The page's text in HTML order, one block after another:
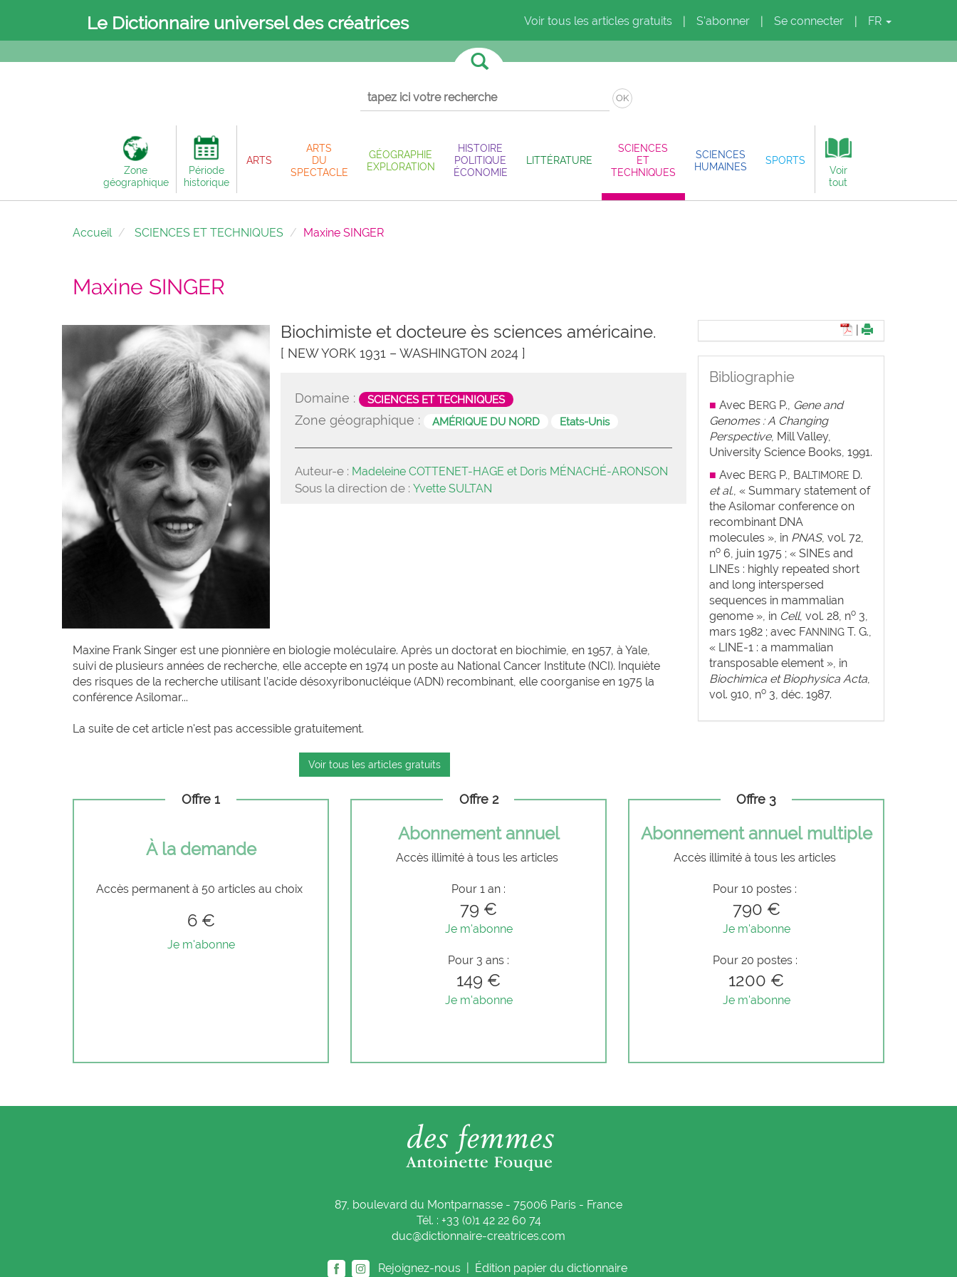
Le Dictionnaire universel des créatrices Voir tous les articles gratuits S'abonner Se connecter FR
OK
Zone
géographique
Période
historique
ARTS
ARTS
DU
SPECTACLE
GÉOGRAPHIE
EXPLORATION
HISTOIRE
POLITIQUE
ÉCONOMIE
LITTÉRATURE
SCIENCES
ET
TECHNIQUES
SCIENCES
HUMAINES
SPORTS
Voir
tout
Accueil SCIENCES ET TECHNIQUES Maxine SINGER
Maxine SINGER
Biochimiste et docteure ès sciences américaine.
[ NEW YORK 1931 – WASHINGTON 2024 ]
Domaine : SCIENCES ET TECHNIQUES
Zone géographique : AMÉRIQUE DU NORD Etats-Unis
Auteur-e : Madeleine COTTENET-HAGE et Doris MÉNACHÉ-ARONSON
Sous la direction de :Yvette SULTAN
Maxine Frank Singer est une pionnière en biologie moléculaire. Après un doctorat en biochimie, en 1957, à Yale,
suivi de plusieurs années de recherche, elle accepte en 1974 un poste au National Cancer Institute (NCI). Inquiète
des risques de la recherche utilisant l’acide désoxyribonucléique (ADN) recombinant, elle coorganise en 1975 la
conférence Asilomar...
La suite de cet article n'est pas accessible gratuitement.
Voir tous les articles gratuits
Bibliographie
■ Avec BERGP., Gene and
Genomes : A Changing
Perspective, Mill Valley,
University Science Books, 1991.
■ Avec BERGP., BALTIMORE D.
et al., « Summary statement of
the Asilomar conference on
recombinant DNA
molecules », in PNAS, vol. 72,
no6, juin 1975 ; « SINEs and
LINEs : highly repeated short
and long interspersed
sequences in mammalian
genome », in Cell, vol. 28, no3,
mars 1982 ; avec FANNINGT. G.,
« LINE-1 : a mammalian
transposable element », in
Biochimica et Biophysica Acta,
vol. 910, no3, déc. 1987.
Offre 1
À la demande
Accès permanent à 50 articles au choix
6 €
Je m'abonne
Offre 2
Abonnement annuel
Accès illimité à tous les articles
Pour 1 an :
79 €
Je m'abonne
Pour 3 ans :
149 €
Je m'abonne
Offre 3
Abonnement annuel multiple
Accès illimité à tous les articles
Pour 10 postes :
790 €
Je m'abonne
Pour 20 postes :
1200 €
Je m'abonne
87, boulevard du Montparnasse - 75006 Paris - France
Tél. : +33 (0)1 42 22 60 74
duc@dictionnaire-creatrices.com
Rejoignez-nous | Édition papier du dictionnaire